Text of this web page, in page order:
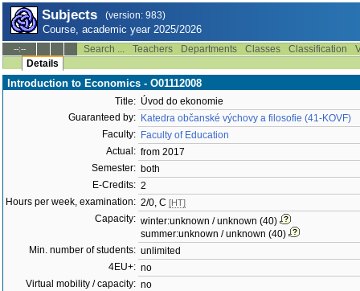
Subjects (version: 983)
Course, academic year 2025/2026
--:-- Search ... Teachers Departments Classes Classification
Details
Introduction to Economics - O01112008
Title: Úvod do ekonomie
Guaranteed by: Katedra občanské výchovy a filosofie (41-KOVF)
Faculty: Faculty of Education
Actual: from 2017
Semester: both
E-Credits: 2
Hours per week, examination: 2/0, C [HT]
Capacity: winter:unknown / unknown (40)
summer:unknown / unknown (40)
Min. number of students: unlimited
4EU+: no
Virtual mobility / capacity: no